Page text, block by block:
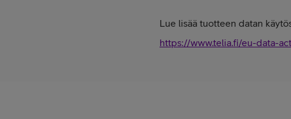
Lue lisää tuotteen datan
https://www.telia.fi/eu-data-act